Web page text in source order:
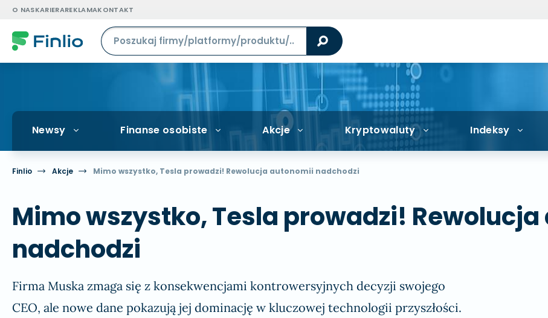
O NASKARIERAREKLAMAKONTAKT
Newsy Finanse osobiste Akcje Kryptowaluty Indeksy
Finlio Akcje Mimo wszystko, Tesla prowadzi! Rewolucja autonomii nadchodzi
Mimo wszystko, Tesla prowadzi!
nadchodzi
Firma Muska zmaga się z konsekwencjami kontrowersyjnych decyzji swojego
CEO, ale nowe dane pokazują jej dominację w kluczowej technologii przyszłości.